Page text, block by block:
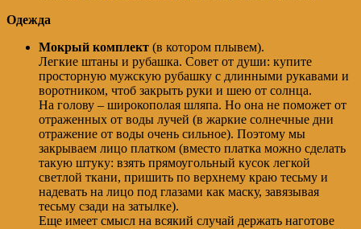
Одежда
Мокрый комплект (в котором плывем).
Легкие штаны и рубашка. Совет от души: купите
просторную мужскую рубашку с длинными рукавами и
воротником, чтоб закрыть руки и шею от солнца.
На голову – широкополая шляпа. Но она не поможет от
отраженных от воды лучей (в жаркие солнечные дни
отражение от воды очень сильное). Поэтому мы
закрываем лицо платком (вместо платка можно сделать
такую штуку: взять прямоугольный кусок легкой
светлой ткани, пришить по верхнему краю тесьму и
надевать на лицо под глазами как маску, завязывая
тесьму сзади на затылке).
Еще имеет смысл на всякий случай держать наготове